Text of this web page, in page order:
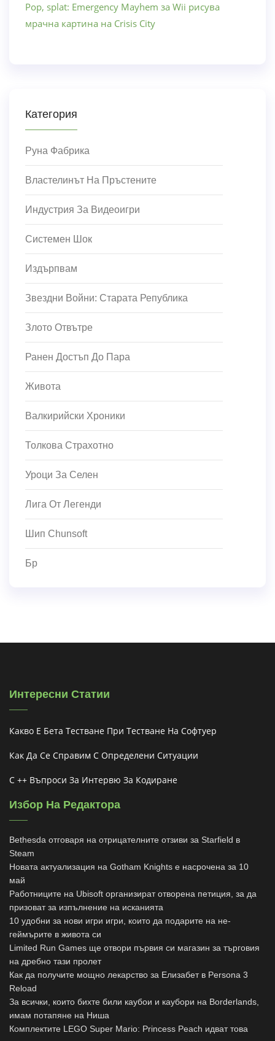
Pop, splat: Emergency Mayhem за Wii рисува
мрачна картина на Crisis City
Категория
Руна Фабрика
Властелинът На Пръстените
Индустрия За Видеоигри
Системен Шок
Издърпвам
Звездни Войни: Старата Република
Злото Отвътре
Ранен Достъп До Пара
Живота
Валкирийски Хроники
Толкова Страхотно
Уроци За Селен
Лига От Легенди
Шип Chunsoft
Бр
Интересни Статии
Какво Е Бета Тестване При Тестване На Софтуер
Как Да Се Справим С Определени Ситуации
C ++ Въпроси За Интервю За Кодиране
Избор На Редактора
Bethesda отговаря на отрицателните отзиви за Starfield в
Steam
Новата актуализация на Gotham Knights е насрочена за 10
май
Работниците на Ubisoft организират отворена петиция, за да
призоват за изпълнение на исканията
10 удобни за нови игри игри, които да подарите на не-
геймърите в живота си
Limited Run Games ще отвори първия си магазин за търговия
на дребно тази пролет
Как да получите мощно лекарство за Елизабет в Persona 3
Reload
За всички, които бихте били каубои и каубори на Borderlands,
имам потапяне на Ниша
Комплектите LEGO Super Mario: Princess Peach идват това